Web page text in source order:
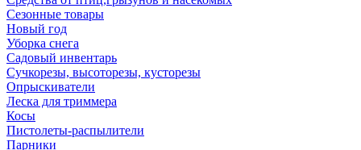
Сезонные товары
Новый год
Уборка снега
Садовый инвентарь
Сучкорезы, высоторезы, кусторезы
Опрыскиватели
Леска для триммера
Косы
Пистолеты-распылители
Парники